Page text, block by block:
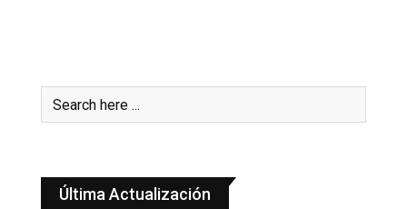
Última Actualización